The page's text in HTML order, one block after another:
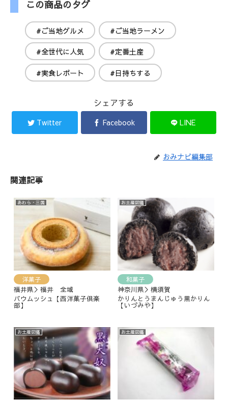
この商品のタグ
#ご当地グルメ #ご当地ラーメン
#全世代に人気 #定番土産
#実食レポート #日持ちする
シェアする
Twitter Facebook LINE
おみナビ編集部
関連記事
あわら・三国
洋菓子
福井県＞福井 全域
バウムッシュ【西洋菓子倶楽
部】
お土産図鑑
和菓子
神奈川県＞横須賀
かりんとうまんじゅう黒かりん
【いづみや】
お土産図鑑 お土産図鑑